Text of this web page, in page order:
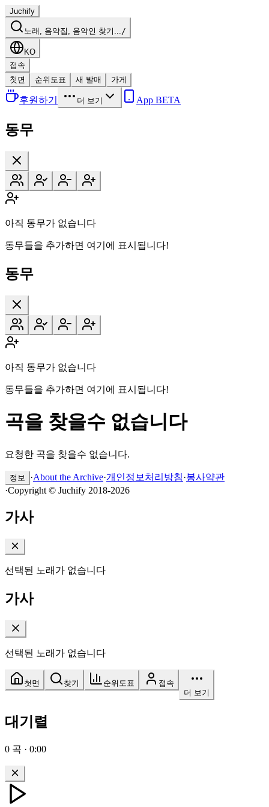
Juchify
노래, 음악집, 음악인 찾기.../
KO
접속
첫면
순위도표 새 발매 가게
후원하기 더 보기 App BETA
동무
아직 동무가 없습니다
동무들을 추가하면 여기에 표시됩니다!
동무
아직 동무가 없습니다
동무들을 추가하면 여기에 표시됩니다!
곡을 찾을수 없습니다
요청한 곡을 찾을수 없습니다.
정보 ·About the Archive·개인정보처리방침·봉사약관
·Copyright © Juchify 2018-2026
가사
선택된 노래가 없습니다
가사
선택된 노래가 없습니다
첫면 찾기 순위도표
접속
더 보기
대기렬
0 곡 · 0:00